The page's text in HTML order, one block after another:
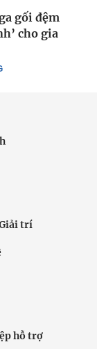
gối đệm
cho gia
trí
hỗ trợ